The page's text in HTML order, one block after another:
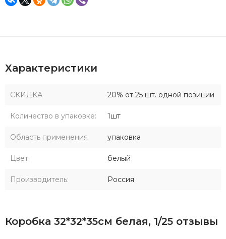
Характеристики
СКИДКА 20% от 25 шт. одной позиции
Количество в упаковке: 1шт
Область применения упаковка
Цвет: белый
Производитель: Россия
Коробка 32*32*35см белая, 1/25 отзывы